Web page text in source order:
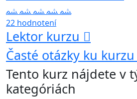
22 hodnotení
Lektor kurzu
Časté otázky ku kurzu
Tento kurz nájdete v
kategóriách